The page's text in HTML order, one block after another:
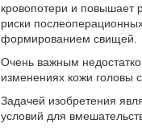
кровопотери и повышает
риски
формированием свищей.
Очень важным
изменениях кожи головы
Задачей изобретения
условий для